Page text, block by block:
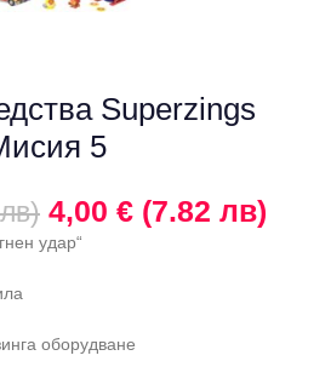
Superzings
5
4,00 € (7.82 лв)
удар“
оборудване